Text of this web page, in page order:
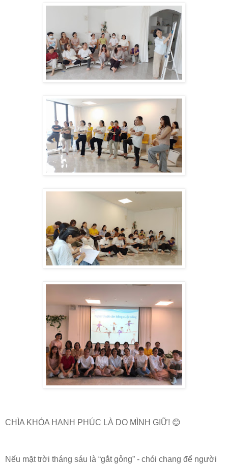
CHÌA KHÓA HẠNH PHÚC LÀ DO MÌNH GIỮ! 😊
Nếu mặt trời tháng sáu là “gắt gỏng” - chói chang để người